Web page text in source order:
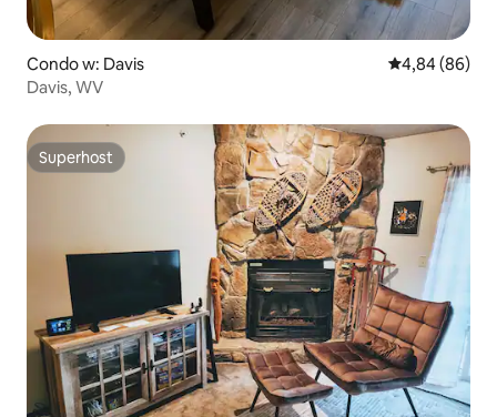
Condo w: Davis Średnia
4,84 (86)
Davis, WV
Superhost
Superhost